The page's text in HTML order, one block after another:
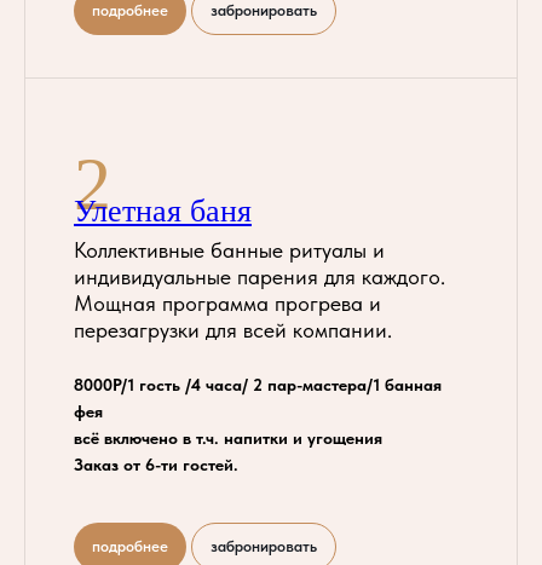
подробнее забронировать
2
Улетная баня
Коллективные банные ритуалы и
индивидуальные парения для каждого.
Мощная программа прогрева и
перезагрузки для всей компании.
8000Р/1 гость /4 часа/ 2 пар-мастера/1 банная
фея
всё включено в т.ч. напитки и угощения
Заказ от 6-ти гостей.
подробнее забронировать